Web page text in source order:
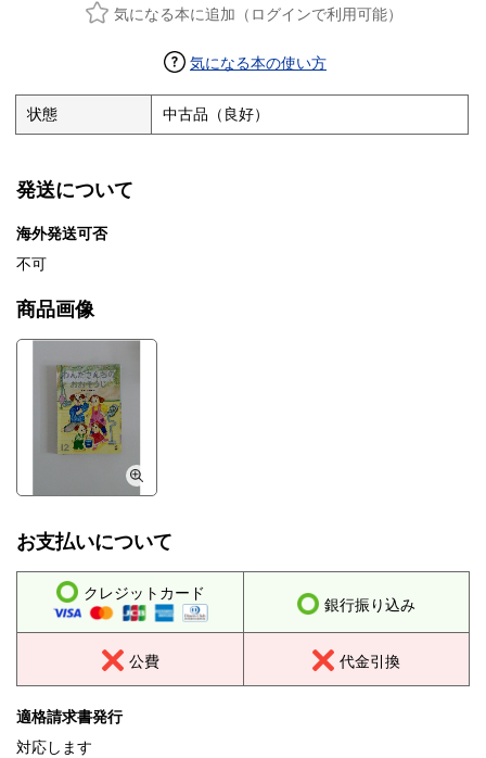
気になる本に追加（ログインで利用可能）
気になる本の使い方
状態 中古品（良好）
発送について
海外発送可否
不可
商品画像
お支払いについて
クレジットカード
銀行振り込み
公費 代金引換
適格請求書発行
対応します